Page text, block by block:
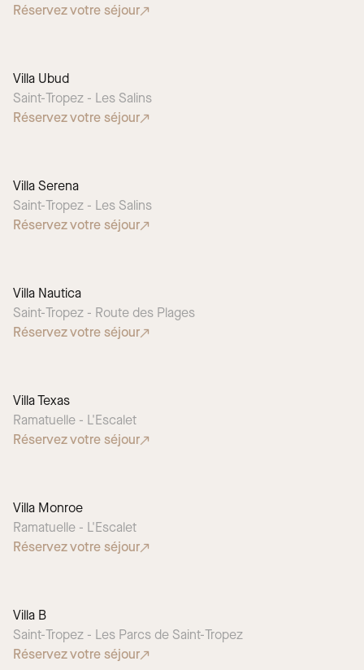
Réservez votre séjour
Villa Ubud
Saint-Tropez - Les Salins
Réservez votre séjour
Villa Serena
Saint-Tropez - Les Salins
Réservez votre séjour
Villa Nautica
Saint-Tropez - Route des Plages
Réservez votre séjour
CHOIX SAISONNIER
Villa Texas
Ramatuelle - L'Escalet
Réservez votre séjour
CHOIX SAISONNIER
Villa Monroe
Ramatuelle - L'Escalet
Réservez votre séjour
Villa B
Saint-Tropez - Les Parcs de Saint-Tropez
Réservez votre séjour